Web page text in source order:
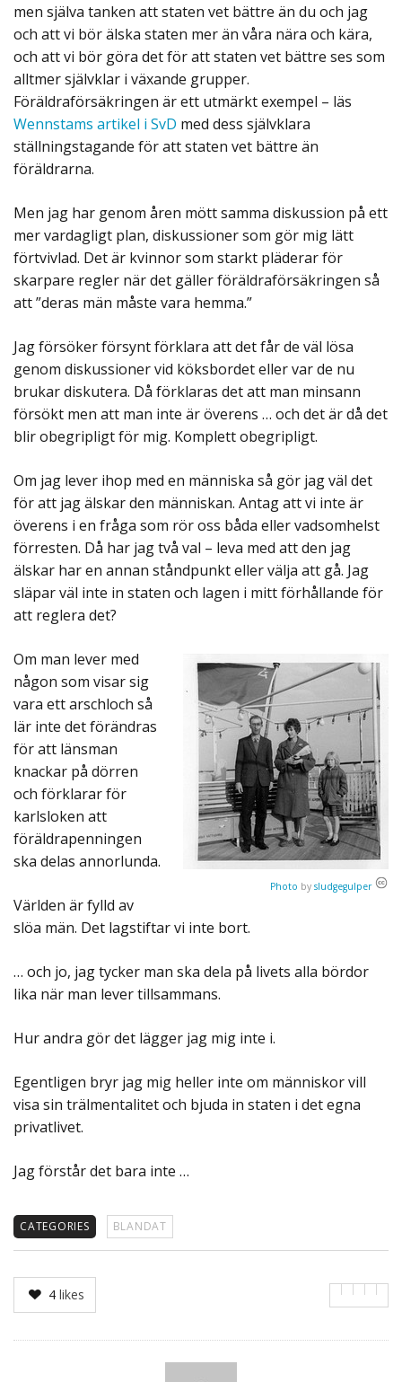
men själva tanken att staten vet bättre än du och jag
och att vi bör älska staten mer än våra nära och kära,
och att vi bör göra det för att staten vet bättre ses som
alltmer självklar i växande grupper.
Föräldraförsäkringen är ett utmärkt exempel – läs
Wennstams artikel i SvD med dess självklara
ställningstagande för att staten vet bättre än
föräldrarna.
Men jag har genom åren mött samma diskussion på ett
mer vardagligt plan, diskussioner som gör mig lätt
förtvivlad. Det är kvinnor som starkt pläderar för
skarpare regler när det gäller föräldraförsäkringen så
att ”deras män måste vara hemma.”
Jag försöker försynt förklara att det får de väl lösa
genom diskussioner vid köksbordet eller var de nu
brukar diskutera. Då förklaras det att man minsann
försökt men att man inte är överens … och det är då det
blir obegripligt för mig. Komplett obegripligt.
Om jag lever ihop med en människa så gör jag väl det
för att jag älskar den människan. Antag att vi inte är
överens i en fråga som rör oss båda eller vadsomhelst
förresten. Då har jag två val – leva med att den jag
älskar har en annan ståndpunkt eller välja att gå. Jag
släpar väl inte in staten och lagen i mitt förhållande för
att reglera det?
Photo by sludgegulper
Om man lever med
någon som visar sig
vara ett arschloch så
lär inte det förändras
för att länsman
knackar på dörren
och förklarar för
karlsloken att
föräldrapenningen
ska delas annorlunda.
Världen är fylld av
slöa män. Det lagstiftar vi inte bort.
… och jo, jag tycker man ska dela på livets alla bördor
lika när man lever tillsammans.
Hur andra gör det lägger jag mig inte i.
Egentligen bryr jag mig heller inte om människor vill
visa sin trälmentalitet och bjuda in staten i det egna
privatlivet.
Jag förstår det bara inte …
CATEGORIES BLANDAT
4 likes